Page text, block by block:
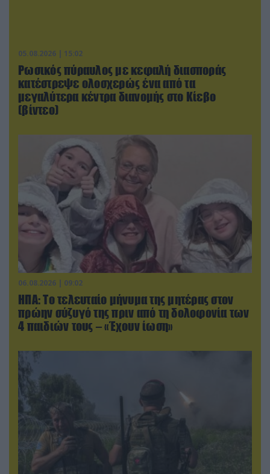
05.08.2026 | 15:02
Ρωσικός πύραυλος με κεφαλή διασποράς
κατέστρεψε ολοσχερώς ένα από τα
μεγαλύτερα κέντρα διανομής στο Κίεβο
(βίντεο)
06.08.2026 | 09:02
ΗΠΑ: Το τελευταίο μήνυμα της μητέρας στον
πρώην σύζυγό της πριν από τη δολοφονία των
4 παιδιών τους – «Έχουν ίωση»